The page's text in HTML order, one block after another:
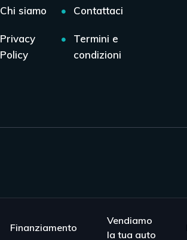
Chi siamo Contattaci
Privacy
Policy
Termini e
condizioni
Finanziamento
Vendiamo
la tua auto